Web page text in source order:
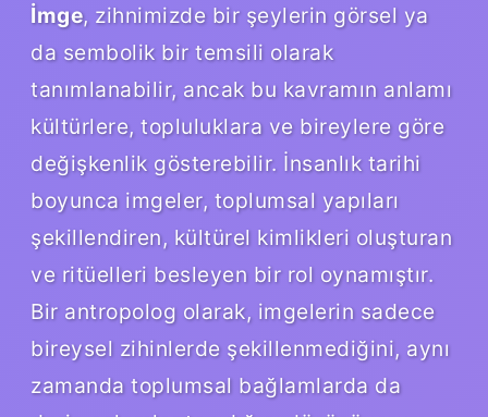
İmge, zihnimizde bir şeylerin görsel ya
da sembolik bir temsili olarak
tanımlanabilir, ancak bu kavramın anlamı
kültürlere, topluluklara ve bireylere göre
değişkenlik gösterebilir. İnsanlık tarihi
boyunca imgeler, toplumsal yapıları
şekillendiren, kültürel kimlikleri oluşturan
ve ritüelleri besleyen bir rol oynamıştır.
Bir antropolog olarak, imgelerin sadece
bireysel zihinlerde şekillenmediğini, aynı
zamanda toplumsal bağlamlarda da